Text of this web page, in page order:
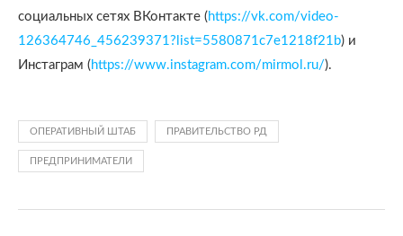
социальных сетях ВКонтакте ( https://vk.com/video-
126364746_456239371?list=5580871c7e1218f21b) и
Инстаграм ( https://www.instagram.com/mirmol.ru/).
ОПЕРАТИВНЫЙ ШТАБ ПРАВИТЕЛЬСТВО РД
ПРЕДПРИНИМАТЕЛИ